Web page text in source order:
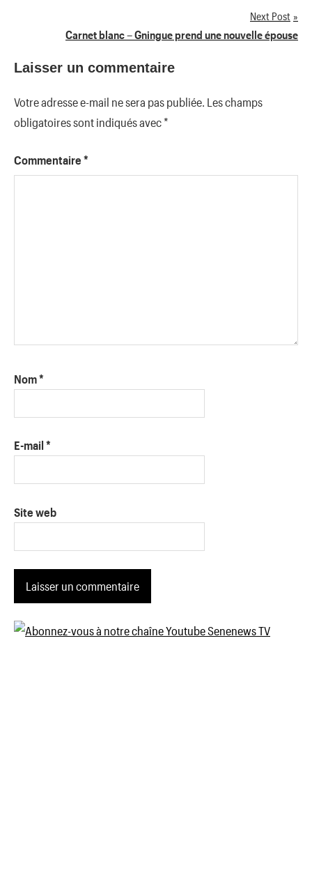
Next Post
Carnet blanc – Gningue prend une nouvelle épouse
Laisser un commentaire
Votre adresse e-mail ne sera pas publiée. Les champs
obligatoires sont indiqués avec*
Commentaire *
Nom*
E-mail *
Site web